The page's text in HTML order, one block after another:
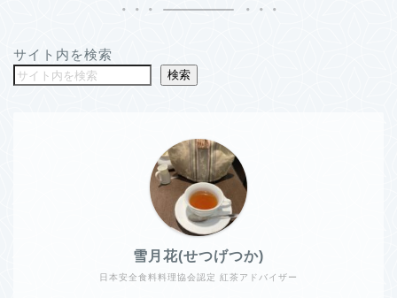
サイト内を検索
検索
日本安全食料料理協会認定 紅茶アドバイザー
雪月花(せつげつか)